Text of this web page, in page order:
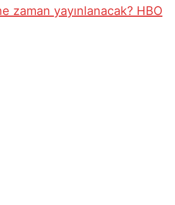
zaman yayınlanacak? HBO